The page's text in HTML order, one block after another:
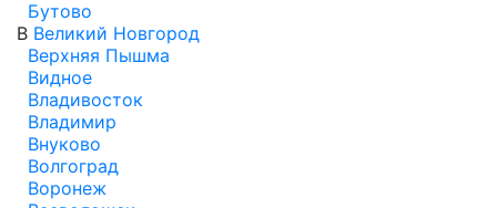
Бутово
В Великий Новгород
Верхняя Пышма
Видное
Владивосток
Владимир
Внуково
Волгоград
Воронеж